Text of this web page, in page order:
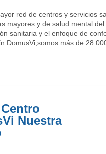
red de centros y servicios
mayores y de salud mental
sanitaria y el enfoque de
DomusVi,somos más de
Nuestra